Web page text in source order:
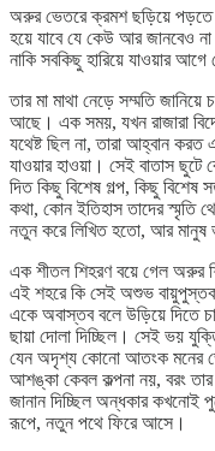
অরুর ভেতরে ক্রমশ ছড়িয়ে পড়তে
হয়ে যাবে যে কেউ আর জানবেও
নাকি সবকিছু হারিয়ে যাওয়ার
তার মা মাথা নেড়ে সম্মতি
আছে। এক সময়, যখন রাজারা
যথেষ্ট ছিল না, তারা আহ্বান
যাওয়ার হাওয়া। সেই বাতাস
দিত কিছু বিশেষ গল্প, কিছু
কথা, কোন ইতিহাস তাদের স্মৃতি
নতুন করে লিখিত হতো, আর
এক শীতল শিহরণ বয়ে গেল অরুর
এই শহরে কি সেই অশুভ বায়ুপুস্তক
একে অবাস্তব বলে উড়িয়ে দিতে
ছায়া দোলা দিচ্ছিল। সেই ভয়
যেন অদৃশ্য কোনো আতংক মনের
আশঙ্কা কেবল কল্পনা নয়, বরং
জানান দিচ্ছিল অন্ধকার কখনোই
রূপে, নতুন পথে ফিরে আসে।